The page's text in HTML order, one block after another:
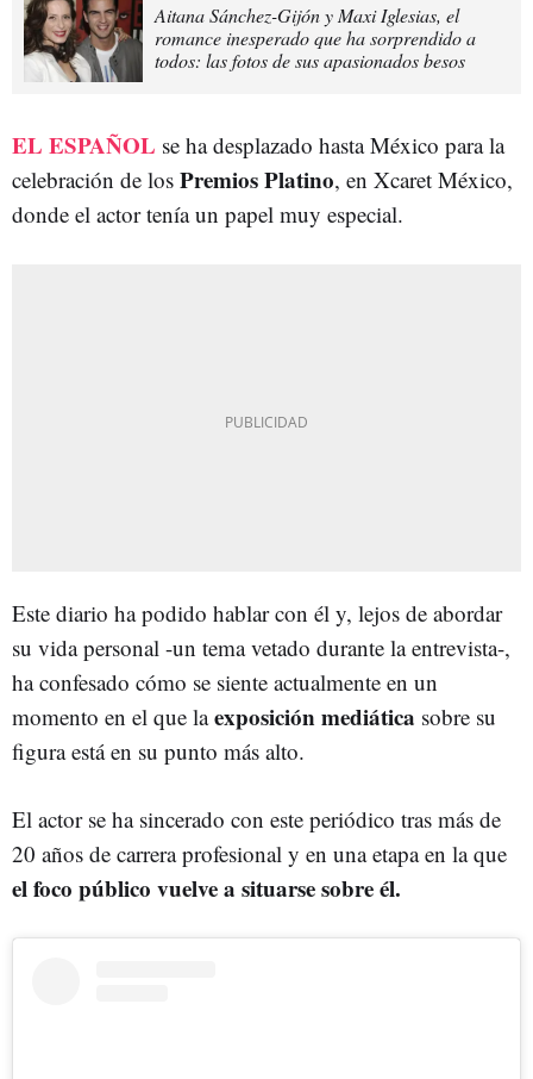
Aitana Sánchez-Gijón y Maxi Iglesias, el
romance inesperado que ha sorprendido a
todos: las fotos de sus apasionados besos
EL ESPAÑOL se ha desplazado hasta México para la
celebración de los Premios Platino, en Xcaret México,
donde el actor tenía un papel muy especial.
Este diario ha podido hablar con él y, lejos de abordar
su vida personal -un tema vetado durante la entrevista-,
ha confesado cómo se siente actualmente en un
momento en el que laexposición mediática sobre su
figura está en su punto más alto.
El actor se ha sincerado con este periódico tras más de
20 años de carrera profesional y en una etapa en la que
el foco público vuelve a situarse sobre él.